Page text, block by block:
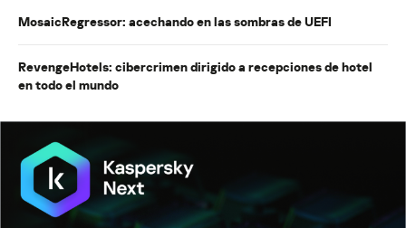
MosaicRegressor: acechando en las sombras de UEFI
RevengeHotels: cibercrimen dirigido a recepciones de hotel
en todo el mundo